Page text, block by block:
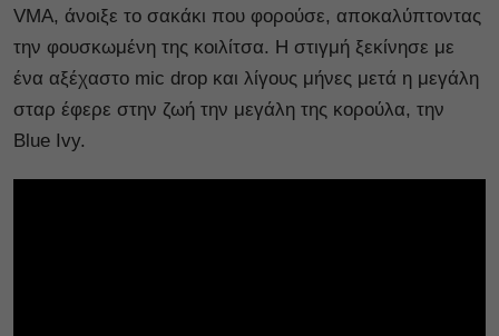
VMA, άνοιξε το σακάκι που φορούσε, αποκαλύπτοντας
την φουσκωμένη της κοιλίτσα. Η στιγμή ξεκίνησε με
ένα αξέχαστο mic drop και λίγους μήνες μετά η μεγάλη
σταρ έφερε στην ζωή την μεγάλη της κορούλα, την
Blue Ivy.